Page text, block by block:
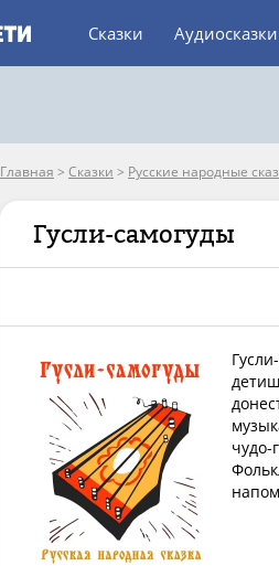
Сказки Аудиосказки
Главная > Сказки > Русские народные
Гусли-самогуды
чудо-